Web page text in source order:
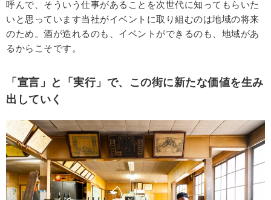
呼んで、そういう仕事があることを次世代に知ってもらいた
いと思っています当社がイベントに取り組むのは地域の将来
のため。酒が造れるのも、イベントができるのも、地域があ
るからこそです。
「宣言」と「実行」で、この街に新たな価値を生み
出していく